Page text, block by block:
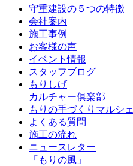
守重建設の５つの特徴
会社案内
施工事例
お客様の声
イベント情報
スタッフブログ
もりしげ
カルチャー俱楽部
もりの手づくりマルシェ
よくある質問
施工の流れ
ニュースレター
「もりの風」